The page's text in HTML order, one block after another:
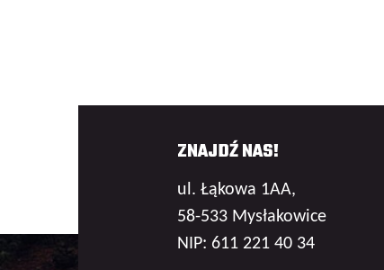
ZNAJDŹ NAS!
ul. Łąkowa 1AA,
58-533 Mysłakowice
NIP: 611 221 40 34